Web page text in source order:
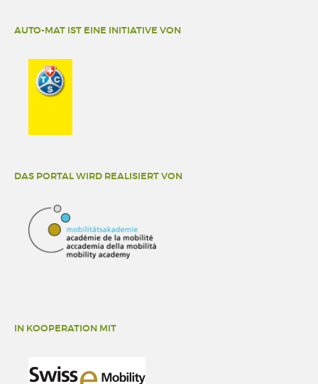
AUTO-MAT IST EINE INITIATIVE VON
DAS PORTAL WIRD REALISIERT VON
IN KOOPERATION MIT